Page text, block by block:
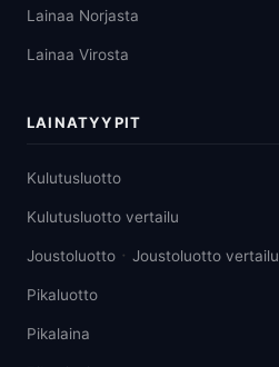
Lainaa Norjasta
Lainaa Virosta
LAINATYYPIT
Kulutusluotto
Kulutusluotto vertailu
Joustoluotto · Joustoluotto vertailu
Pikaluotto
Pikalaina